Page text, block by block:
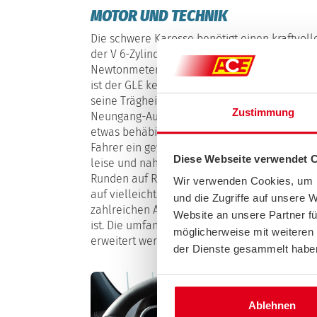
Zustimmung
Diese Webseite verwendet
Wir verwenden Cookies,
und die Zugriffe auf unsere
Website an unsere Partner
möglicherweise mit
der Dienste gesammelt
Ablehnen
MOTOR UND TECHNIK
Die schwere Karosse benötigt einen
der V 6-Zylinder Dieselmotor mit 258
Newtonmetern schon bei 1600
ist der GLE kein Freund des schnellen
seine Trägheit einen Moment lang
Neungang-Automatik nichts ändern. Auch
etwas behäbig dem eingeschlagenen
Fahrer ein gewichtiges Schieben. Dafür
leise und nahezu vibrationsfrei. Die Klientel
Runden auf Rennstrecken, vielmehr sind
auf vielleicht nicht immer ebenen Terrain.
zahlreichen Assistenzsystemen mit denen
ist. Die umfangreiche Ausstattung kann
erweitert werden – interessant gerade für